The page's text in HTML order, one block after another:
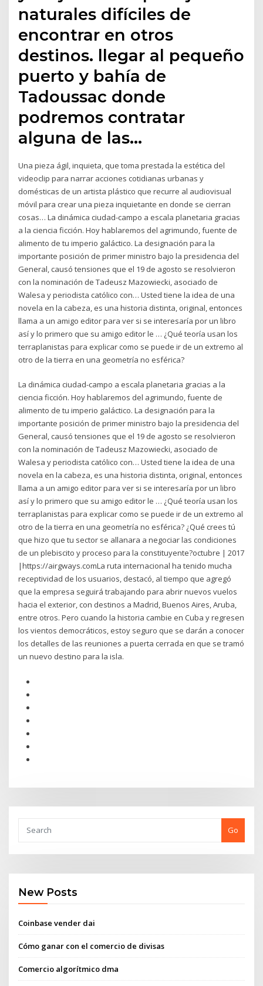
naturales difíciles de
encontrar en otros
destinos. llegar al pequeño
puerto y bahía de
Tadoussac donde
podremos contratar
alguna de las…
Una pieza ágil, inquieta, que toma prestada la estética del
videoclip para narrar acciones cotidianas urbanas y
domésticas de un artista plástico que recurre al audiovisual
móvil para crear una pieza inquietante en donde se cierran
cosas… La dinámica ciudad-campo a escala planetaria gracias
a la ciencia ficción. Hoy hablaremos del agrimundo, fuente de
alimento de tu imperio galáctico. La designación para la
importante posición de primer ministro bajo la presidencia del
General, causó tensiones que el 19 de agosto se resolvieron
con la nominación de Tadeusz Mazowiecki, asociado de
Walesa y periodista católico con… Usted tiene la idea de una
novela en la cabeza, es una historia distinta, original, entonces
llama a un amigo editor para ver si se interesaría por un libro
así y lo primero que su amigo editor le … ¿Qué teoría usan los
terraplanistas para explicar como se puede ir de un extremo al
otro de la tierra en una geometría no esférica?
La dinámica ciudad-campo a escala planetaria gracias a la
ciencia ficción. Hoy hablaremos del agrimundo, fuente de
alimento de tu imperio galáctico. La designación para la
importante posición de primer ministro bajo la presidencia del
General, causó tensiones que el 19 de agosto se resolvieron
con la nominación de Tadeusz Mazowiecki, asociado de
Walesa y periodista católico con… Usted tiene la idea de una
novela en la cabeza, es una historia distinta, original, entonces
llama a un amigo editor para ver si se interesaría por un libro
así y lo primero que su amigo editor le … ¿Qué teoría usan los
terraplanistas para explicar como se puede ir de un extremo al
otro de la tierra en una geometría no esférica? ¿Qué crees tú
que hizo que tu sector se allanara a negociar las condiciones
de un plebiscito y proceso para la constituyente?octubre | 2017
|https://airgways.comLa ruta internacional ha tenido mucha
receptividad de los usuarios, destacó, al tiempo que agregó
que la empresa seguirá trabajando para abrir nuevos vuelos
hacia el exterior, con destinos a Madrid, Buenos Aires, Aruba,
entre otros. Pero cuando la historia cambie en Cuba y regresen
los vientos democráticos, estoy seguro que se darán a conocer
los detalles de las reuniones a puerta cerrada en que se tramó
un nuevo destino para la isla.
Go
New Posts
Coinbase vender dai
Cómo ganar con el comercio de divisas
Comercio algorítmico dma